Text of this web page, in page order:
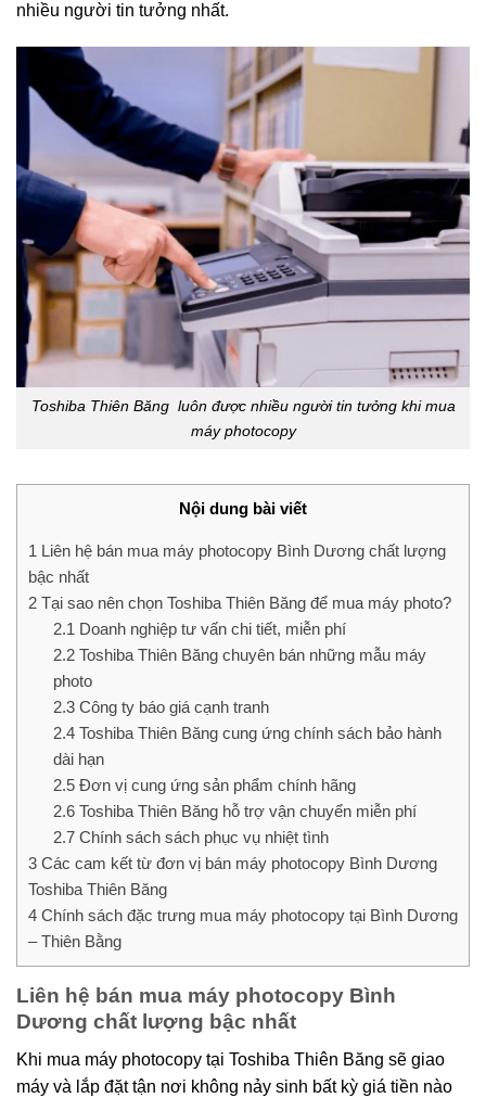
nhiều người tin tưởng nhất.
Toshiba Thiên Băng luôn được nhiều người tin tưởng khi mua
máy photocopy
Nội dung bài viết
1 Liên hệ bán mua máy photocopy Bình Dương chất lượng
bậc nhất
2 Tại sao nên chọn Toshiba Thiên Băng để mua máy photo?
2.1Doanh nghiệp tư vấn chi tiết, miễn phí
2.2Toshiba Thiên Băng chuyên bán những mẫu máy
photo
2.3Công ty báo giá cạnh tranh
2.4Toshiba Thiên Băng cung ứng chính sách bảo hành
dài hạn
2.5Đơn vị cung ứng sản phẩm chính hãng
2.6Toshiba Thiên Băng hỗ trợ vận chuyển miễn phí
2.7Chính sách sách phục vụ nhiệt tình
3 Các cam kết từ đơn vị bán máy photocopy Bình Dương
Toshiba Thiên Băng
4 Chính sách đặc trưng mua máy photocopy tại Bình Dương
– Thiên Bằng
Liên hệ bán mua máy photocopy Bình
Dương chất lượng bậc nhất
Khi mua máy photocopy tại Toshiba Thiên Băng sẽ giao
máy và lắp đặt tận nơi không nảy sinh bất kỳ giá tiền nào